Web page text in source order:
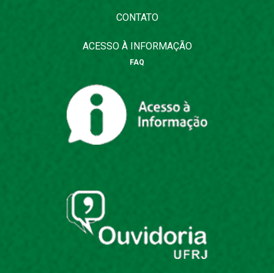
CONTATO
ACESSO À INFORMAÇÃO
FAQ